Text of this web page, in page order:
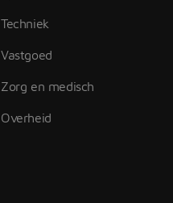
Techniek
Vastgoed
Zorg en medisch
Overheid